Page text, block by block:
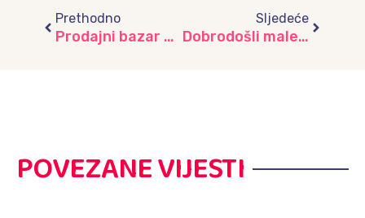
Prethodno
Prodajni bazar za uređenje dvorišta vrtića „Radost“
Sljedeće
Dobrodošli maleni!
POVEZANE VIJESTI